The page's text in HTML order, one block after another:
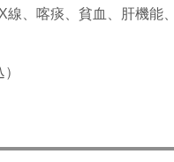
、喀痰、貧血、肝機能